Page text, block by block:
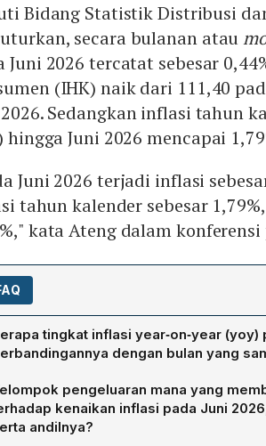
Bidang Statistik Distribusi
secara bulanan atau
Juni 2026 tercatat sebesar
(IHK) naik dari 111,40
Sedangkan inflasi tahun
hingga Juni 2026 mencapai
Juni 2026 terjadi inflasi
tahun kalender sebesar
kata Ateng dalam
tingkat inflasi year‑on‑year
dengan bulan yang
Inflasi year‑on‑year pada Juni 2026 tercatat
dilaporkan pada Juni 2025. Kenaikan
periode dengan inflasi tahunan tertinggi
pengeluaran mana yang
kenaikan inflasi pada Juni
andilnya?